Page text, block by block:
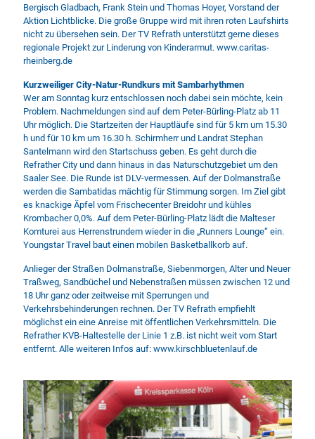
Bergisch Gladbach, Frank Stein und Thomas Hoyer, Vorstand der
Aktion Lichtblicke. Die große Gruppe wird mit ihren roten Laufshirts
nicht zu übersehen sein. Der TV Refrath unterstützt gerne dieses
regionale Projekt zur Linderung von Kinderarmut. www.caritas-
rheinberg.de
Kurzweiliger City-Natur-Rundkurs mit Sambarhythmen
Wer am Sonntag kurz entschlossen noch dabei sein möchte, kein
Problem. Nachmeldungen sind auf dem Peter-Bürling-Platz ab 11
Uhr möglich. Die Startzeiten der Hauptläufe sind für 5 km um 15.30
h und für 10 km um 16.30 h. Schirmherr und Landrat Stephan
Santelmann wird den Startschuss geben. Es geht durch die
Refrather City und dann hinaus in das Naturschutzgebiet um den
Saaler See. Die Runde ist DLV-vermessen. Auf der Dolmanstraße
werden die Sambatidas mächtig für Stimmung sorgen. Im Ziel gibt
es knackige Äpfel vom Frischecenter Breidohr und kühles
Krombacher 0,0%. Auf dem Peter-Bürling-Platz lädt die Malteser
Komturei aus Herrenstrundem wieder in die „Runners Lounge“ ein.
Youngstar Travel baut einen mobilen Basketballkorb auf.
Anlieger der Straßen Dolmanstraße, Siebenmorgen, Alter und Neuer
Traßweg, Sandbüchel und Nebenstraßen müssen zwischen 12 und
18 Uhr ganz oder zeitweise mit Sperrungen und
Verkehrsbehinderungen rechnen. Der TV Refrath empfiehlt
möglichst ein eine Anreise mit öffentlichen Verkehrsmitteln. Die
Refrather KVB-Haltestelle der Linie 1 z.B. ist nicht weit vom Start
entfernt. Alle weiteren Infos auf: www.kirschbluetenlauf.de